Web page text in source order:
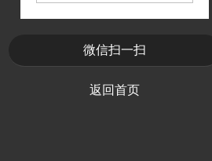
微信扫一扫
返回首页